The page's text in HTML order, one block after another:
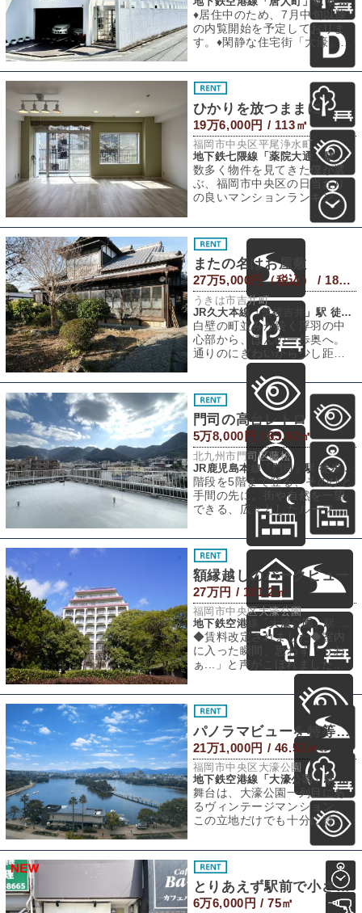
♦︎居住中のため、7月中旬以降
の内覧開始を予定しておりま
す。♦︎閑静な住宅街「大濠」に
おいて見るからに異風を放つ
モコモコ
ひかりを放つままに
19万6,000円 / 113㎡
福岡市中央区平尾浄水町
地下鉄七隈線「薬院大通」駅 徒歩13分
数多く物件を見てきた僕が選
ぶ、福岡市中央区の日当たり
の良いマンションランキング
で上位にランクインする本物
件。過去にこちら
またの名はお屋敷
27万5,000円（税込） / 180.3㎡
うきは市吉井町
JR久大本線「筑後吉井」駅 徒歩10分
白壁の町並みが続く浮羽の中
心部から、ほんの一歩奥へ。
通りのにぎわいから少し距離
を取った場所に、思わず立ち
止まってしまうよ
門司の高台レトロ
5万8,000円 / 63.92㎡
北九州市門司区藤松
JR鹿児島本線「門司」駅 徒歩28分
階段を5階まで登る、そのひと
手間の先に。街や自然を一望
できる、広々としたルーフバ
ルコニーが待っています。舞
台は北九州市門
額縁越しのパークビュー
27万円 / 101.2㎡
福岡市中央区大濠公園
◆賃料改定されました◆室内
に入った瞬間、思わず「うわ
ぁ...」と声がこぼれました。
窓いっぱいに迫りくる木々の
緑と、きらき
パノラマビューを特等席で。
21万1,000円 / 46.52㎡
福岡市中央区大濠公園
地下鉄空港線「大濠公園」駅 徒歩3分
舞台は、大濠公園一列目にあ
るヴィンテージマンション。
この立地だけでも十分に特別
ですが、さらに窓いっぱいに
大濠公園が広がる
とりあえず駅前で小さくやってみる？
6万6,000円 / 75㎡